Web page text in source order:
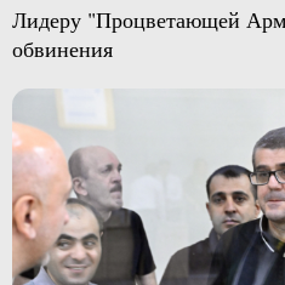
Лидеру "Процветающей
обвинения